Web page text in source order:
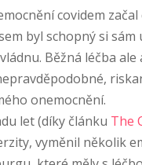
covidem
byl schopný si
Běžná léčba
onemocnění.
let (díky článku The
vyměnil několik